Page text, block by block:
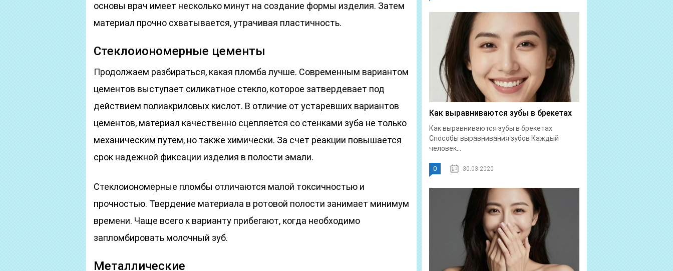
основы врач имеет несколько минут на создание формы изделия. Затем
материал прочно схватывается, утрачивая пластичность.
Стеклоиономерные цементы
Продолжаем разбираться, какая пломба лучше. Современным вариантом
цементов выступает силикатное стекло, которое затвердевает под
действием полиакриловых кислот. В отличие от устаревших вариантов
цементов, материал качественно сцепляется со стенками зуба не только
механическим путем, но также химически. За счет реакции повышается
срок надежной фиксации изделия в полости эмали.
Стеклоиономерные пломбы отличаются малой токсичностью и
прочностью. Твердение материала в ротовой полости занимает минимум
времени. Чаще всего к варианту прибегают, когда необходимо
запломбировать молочный зуб.
Металлические
Как выравниваются зубы в брекетах
Как выравниваются зубы в брекетах
Способы выравнивания зубов Каждый
человек...
0 30.03.2020